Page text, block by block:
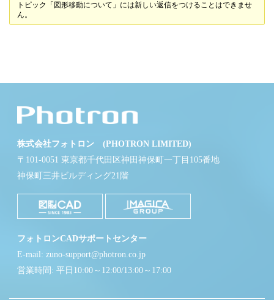
トピック「図形移動について」には新しい返信をつけることはできませ
ん。
株式会社フォトロン (PHOTRON LIMITED)
〒101-0051 東京都千代田区神田神保町一丁目105番地
神保町三井ビルディング21階
フォトロンCADサポートセンター
E-mail: zuno-support@photron.co.jp
営業時間: 平日10:00～12:00/13:00～17:00